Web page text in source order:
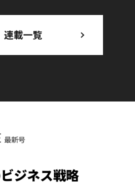
連載一覧
最新号
ジネス戦略